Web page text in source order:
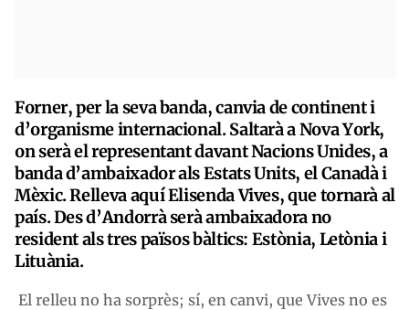
Forner, per la seva banda, canvia de continent i
d’organisme internacional. Saltarà a Nova York,
on serà el representant davant Nacions Unides, a
banda d’ambaixador als Estats Units, el Canadà i
Mèxic. Relleva aquí Elisenda Vives, que tornarà al
país. Des d’Andorrà serà ambaixadora no
resident als tres països bàltics: Estònia, Letònia i
Lituània.
El relleu no ha sorprès; sí, en canvi, que Vives no es